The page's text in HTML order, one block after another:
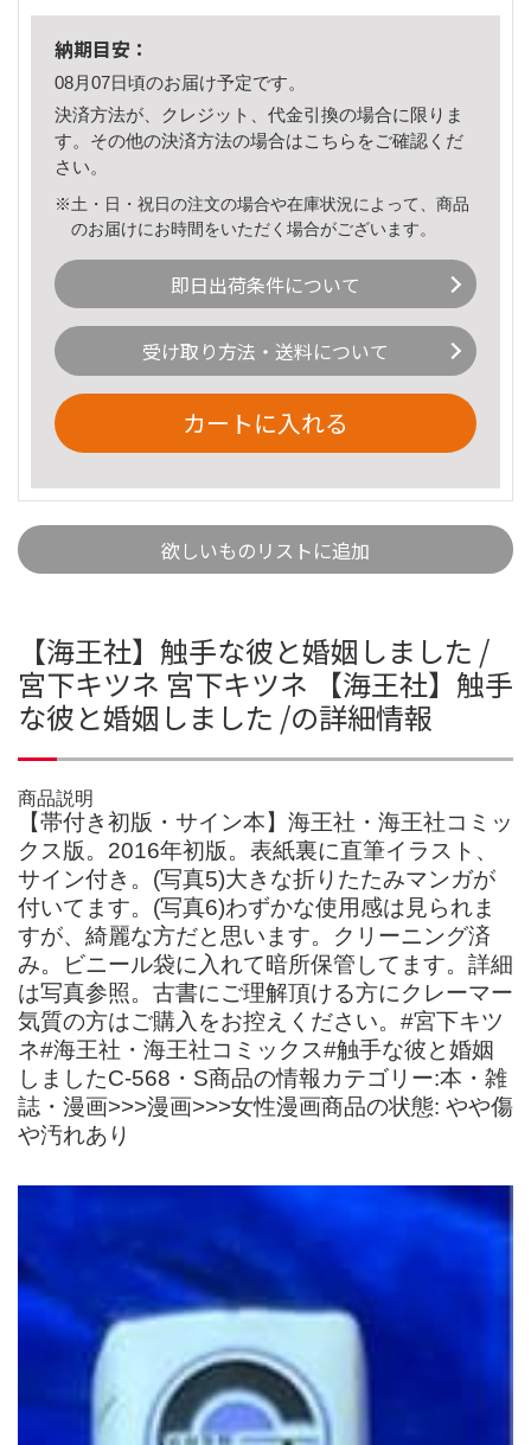
納期目安：
08月07日頃のお届け予定です。
決済方法が、クレジット、代金引換の場合に限りま
す。その他の決済方法の場合はこちら をご確認くだ
さい。
※土・日・祝日の注文の場合や在庫状況によって、商品
のお届けにお時間をいただく場合がございます。
即日出荷条件について
受け取り方法・送料について
カートに入れる
欲しいものリストに追加
【海王社】触手な彼と婚姻しました /
宮下キツネ 宮下キツネ 【海王社】触手
な彼と婚姻しました /の詳細情報
商品説明
【帯付き初版・サイン本】海王社・海王社コミッ
クス版。2016年初版。表紙裏に直筆イラスト、
サイン付き。(写真5)大きな折りたたみマンガが
付いてます。(写真6)わずかな使用感は見られま
すが、綺麗な方だと思います。クリーニング済
み。ビニール袋に入れて暗所保管してます。詳細
は写真参照。古書にご理解頂ける方にクレーマー
気質の方はご購入をお控えください。#宮下キツ
ネ#海王社・海王社コミックス#触手な彼と婚姻
しましたC-568・S商品の情報カテゴリー:本・雑
誌・漫画>>>漫画>>>女性漫画商品の状態: やや傷
や汚れあり